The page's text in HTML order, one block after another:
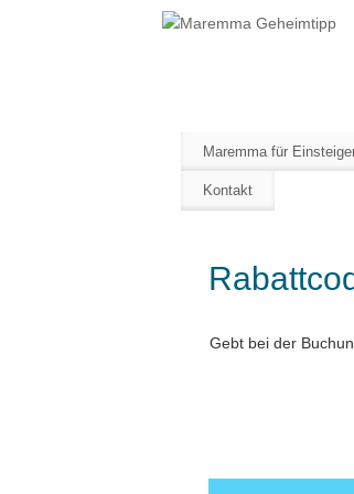
Maremma für
Kontakt
Gebt bei der